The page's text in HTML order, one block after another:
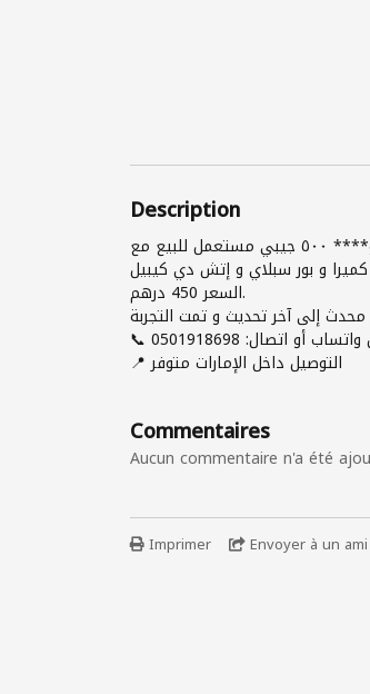
Description
جهاز إ**** بو**** ٥٠٠ جيبي مستعمل للبيع مع
١ و كميرا و بور سبلاي و إتش دي كيبيل
السعر 450 درهم.
إلى آخر تحديث و تمت التجربة.
📞 للتواصل واتساب أو اتصال: 0501918698
📍 التوصيل داخل الإمارات متوفر
Commentaires
Aucun commentaire n'a été
Imprimer Envoyer à un ami